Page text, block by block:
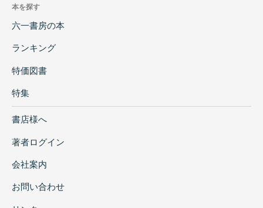
本を探す
六一書房の本
ランキング
特価図書
特集
書店様へ
著者ログイン
会社案内
お問い合わせ